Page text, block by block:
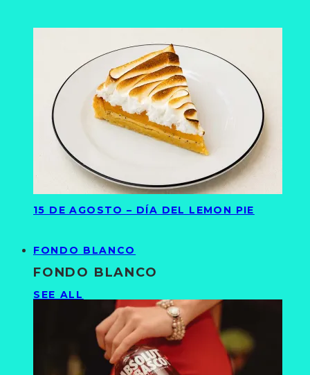
15 DE AGOSTO – DÍA DEL LEMON PIE
FONDO BLANCO
FONDO BLANCO
SEE ALL